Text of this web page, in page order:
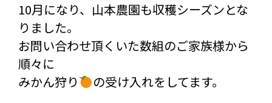
10月になり、山本農園も収穫シーズンとな
りました。
お問い合わせ頂くいた数組のご家族様から
順々に
みかん狩り
の受け入れをしてます。